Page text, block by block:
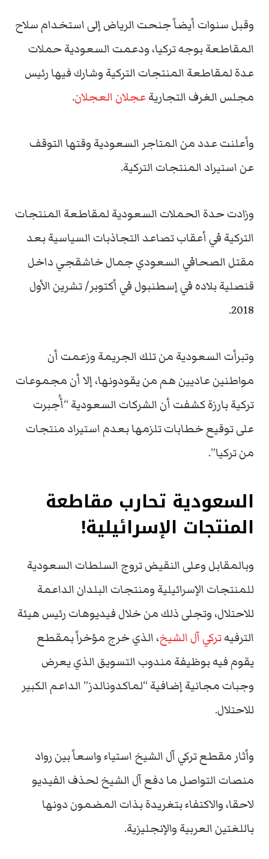
وقبل سنوات أيضاً جنحت الرياض إلى استخدام سلاح
المقاطعة بوجه تركيا، ودعمت السعودية حملات
عدة لمقاطعة المنتجات التركية وشارك فيها رئيس
مجلس الغرف التجاريةعجلان العجلان.
وأعلنت عدد من المتاجر السعودية وقتها التوقف
عن استيراد المنتجات التركية.
وزادت حدة الحملات السعودية لمقاطعة المنتجات
التركية في أعقاب تصاعد التجاذبات السياسية بعد
مقتل الصحافي السعودي جمال خاشقجي داخل
قنصلية بلاده في إسطنبول في أكتوبر/ تشرين الأول
2018.
وتبرأت السعودية من تلك الجريمة وزعمت أن
مواطنين عاديين هم من يقودونها، إلا أن مجموعات
تركية بارزة كشفت أن الشركات السعودية “أُجبرت
على توقيع خطابات تلزمها بعدم استيراد منتجات
من تركيا”.
السعودية تحارب مقاطعة
المنتجات الإسرائيلية!
وبالمقابل وعلى النقيض تروج السلطات السعودية
للمنتجات الإسرائيلية ومنتجات البلدان الداعمة
للاحتلال، وتجلى ذلك من خلال فيديوهات رئيس هيئة
الترفيهتركي آل الشيخ، الذي خرج مؤخراً بمقطع
يقوم فيه بوظيفة مندوب التسويق الذي يعرض
وجبات مجانية إضافية “لماكدونالدز” الداعم الكبير
للاحتلال.
وأثار مقطع تركي آل الشيخ استياء واسعاً بين رواد
منصات التواصل ما دفع آل الشيخ لحذف الفيديو
لاحقا، والاكتفاء بتغريدة بذات المضمون دونها
باللغتين العربية والإنجليزية.